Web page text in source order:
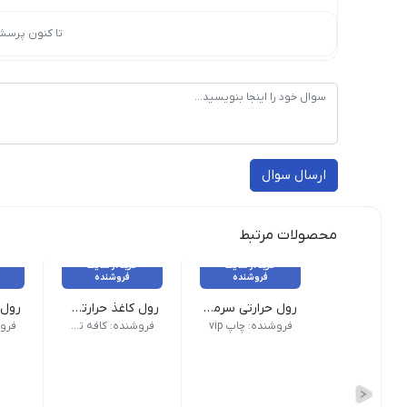
تا کنون
ارسال سوال
محصولات مرتبط
خرید از سایت
فروشنده
رول حرارتی سرمه ای
محصول کشور: کره| جنس: pvc-pu
فروشنده: چاپ vip
خرید از سایت
فروشنده
رول کاغذ حرارتی 8 سانتی 36 متری(رول دستگاه فیش پرینتر)
ویژگی‌های محصول | نوع محصول: کاغذ حرارتی 8 سانتی | رنگ: سفید
فروشنده: کافه تحریر